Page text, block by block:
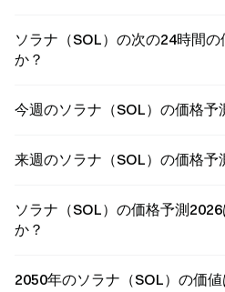
ソラナ（SOL）の次の24時間
か？
今週のソラナ（SOL）の価格予
来週のソラナ（SOL）の価格予
ソラナ（SOL）の価格予測
か？
2050年のソラナ（SOL）の価